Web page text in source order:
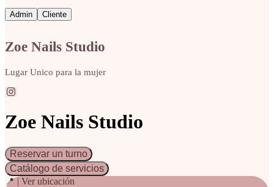
Admin Cliente
Zoe Nails Studio
Lugar Unico para la mujer
Zoe Nails Studio
Reservar un turno
Catálogo de servicios
📍 | Ver ubicación